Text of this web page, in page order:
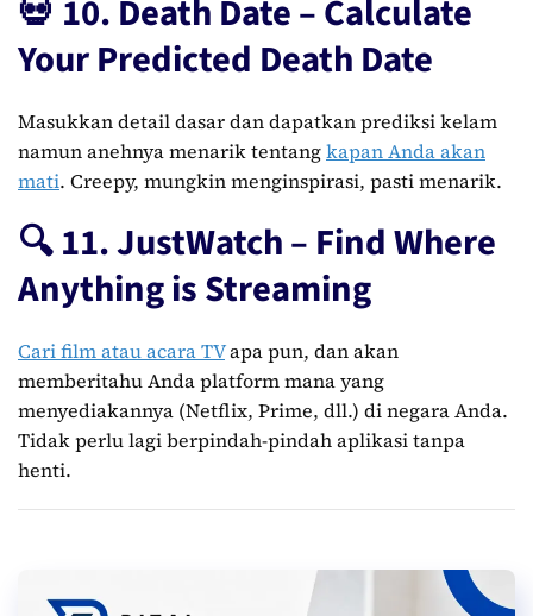
💀 10. Death Date – Calculate
Your Predicted Death Date
Masukkan detail dasar dan dapatkan prediksi kelam
namun anehnya menarik tentangkapan Anda akan
mati. Creepy, mungkin menginspirasi, pasti menarik.
🔍 11. JustWatch – Find Where
Anything is Streaming
Cari film atau acara TVapa pun, dan akan
memberitahu Anda platform mana yang
menyediakannya (Netflix, Prime, dll.) di negara Anda.
Tidak perlu lagi berpindah-pindah aplikasi tanpa
henti.